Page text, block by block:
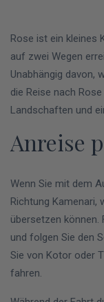
Rose ist ein kleines
auf zwei Wegen
Unabhängig davon,
die Reise nach
Landschaften und
Anreise
Wenn Sie mit dem
Richtung Kamenari,
übersetzen können.
und folgen Sie den
Sie von Kotor oder
fahren.